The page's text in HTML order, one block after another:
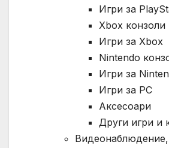
Игри за
Xbox конзоли
Игри за Xbox
Nintendo
Игри за
Игри за PC
Аксесоари
Други игри и